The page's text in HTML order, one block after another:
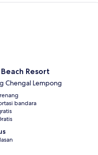
Beach Resort
Chengal Lempong
bandara
Resort